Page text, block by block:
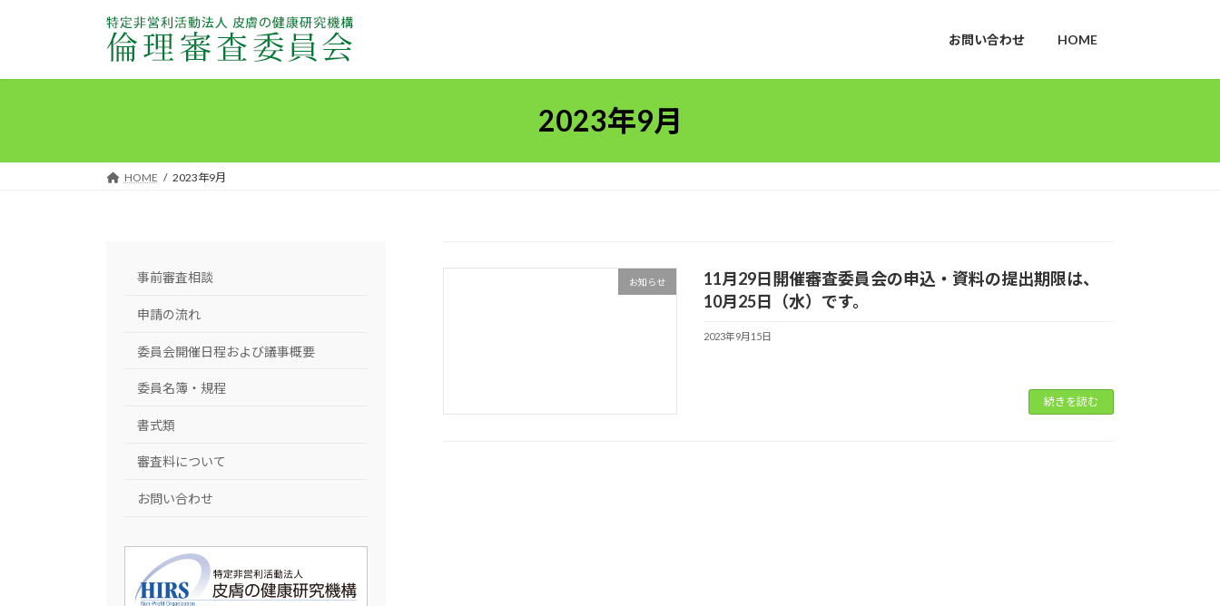
ン
キ
ー
に
お問い合わせ HOME
2023年9月
HOME 2023年9月
お知らせ
11月29日開催審査委員会の申込・資料の提出期限は、
10月25日（水）です。
2023年9月15日
続きを読む
事前審査相談
申請の流れ
委員会開催日程および議事概要
委員名簿・規程
書式類
審査料について
お問い合わせ